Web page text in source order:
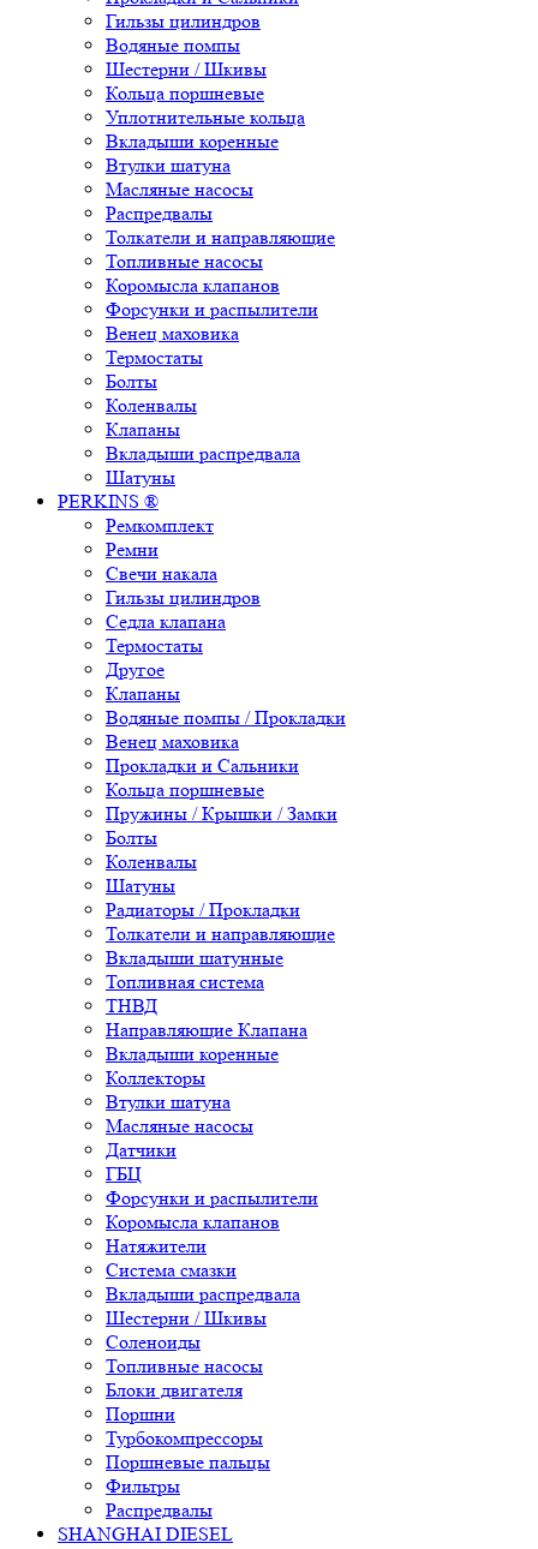
Гильзы цилиндров
Водяные помпы
Шестерни / Шкивы
Кольца поршневые
Уплотнительные кольца
Вкладыши коренные
Втулки шатуна
Масляные насосы
Распредвалы
Толкатели и направляющие
Топливные насосы
Коромысла клапанов
Форсунки и распылители
Венец маховика
Термостаты
Болты
Коленвалы
Клапаны
Вкладыши распредвала
Шатуны
PERKINS ®
Ремкомплект
Ремни
Свечи накала
Гильзы цилиндров
Седла клапана
Термостаты
Другое
Клапаны
Водяные помпы / Прокладки
Венец маховика
Прокладки и Сальники
Кольца поршневые
Пружины / Крышки / Замки
Болты
Коленвалы
Шатуны
Радиаторы / Прокладки
Толкатели и направляющие
Вкладыши шатунные
Топливная система
ТНВД
Направляющие Клапана
Вкладыши коренные
Коллекторы
Втулки шатуна
Масляные насосы
Датчики
ГБЦ
Форсунки и распылители
Коромысла клапанов
Натяжители
Система смазки
Вкладыши распредвала
Шестерни / Шкивы
Соленоиды
Топливные насосы
Блоки двигателя
Поршни
Турбокомпрессоры
Поршневые пальцы
Фильтры
Распредвалы
SHANGHAI DIESEL